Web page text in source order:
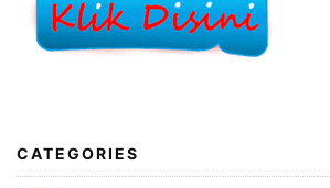
CATEGORIES